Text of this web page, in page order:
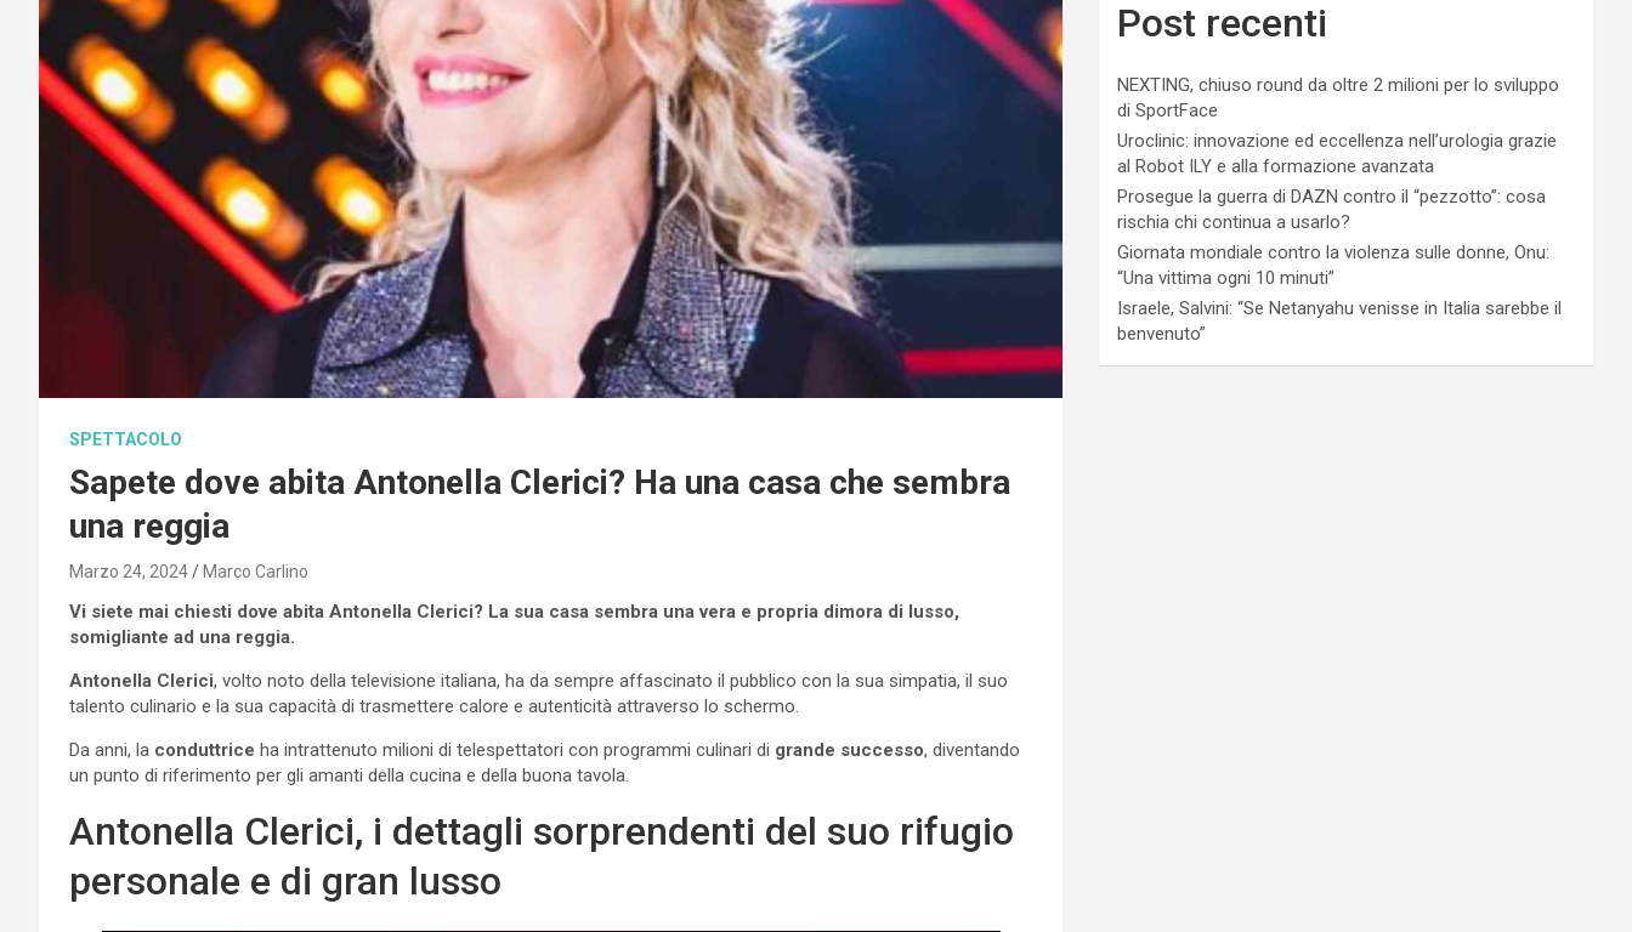
SPETTACOLO
Sapete dove abita Antonella Clerici? Ha una casa che sembra
una reggia
Marzo 24, 2024 Marco Carlino
Vi siete mai chiesti dove abita Antonella Clerici? La sua casa sembra una vera e propria dimora di lusso,
somigliante ad una reggia.
Antonella Clerici, volto noto della televisione italiana, ha da sempre affascinato il pubblico con la sua simpatia, il suo
talento culinario e la sua capacità di trasmettere calore e autenticità attraverso lo schermo.
Da anni, la conduttrice ha intrattenuto milioni di telespettatori con programmi culinari di grande successo, diventando
un punto di riferimento per gli amanti della cucina e della buona tavola.
Antonella Clerici, i dettagli sorprendenti del suo rifugio
personale e di gran lusso
Post recenti
NEXTING, chiuso round da oltre 2 milioni per lo sviluppo
di SportFace
Uroclinic: innovazione ed eccellenza nell’urologia grazie
al Robot ILY e alla formazione avanzata
Prosegue la guerra di DAZN contro il “pezzotto”: cosa
rischia chi continua a usarlo?
Giornata mondiale contro la violenza sulle donne, Onu:
“Una vittima ogni 10 minuti”
Israele, Salvini: “Se Netanyahu venisse in Italia sarebbe il
benvenuto”